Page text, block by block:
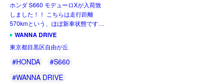
ホンダ S660 モデューロXが入荷致
しました！！ こちらは走行距離
570kmという、ほぼ新車状態です。
この車両は弊社のお客様が新車で購
なります。前オーナー様は複数台の
車を所 […]
WANNA DRIVE
東京都目黒区自由が丘
#HONDA
#S660
#WANNA DRIVE